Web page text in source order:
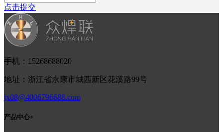
点击提交
手机：15268688020
地址：浙江省永康市城西新区花溪路99号
jx08@4006796688.com
产品中心+